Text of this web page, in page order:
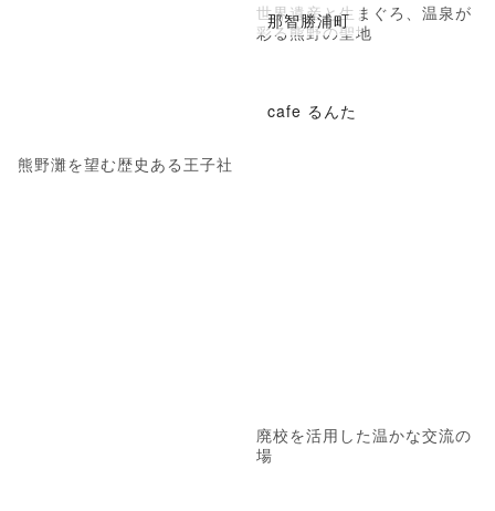
熊野灘を望む歴史ある王子社
那智勝浦町
世界遺産と生まぐろ、温泉が
彩る熊野の聖地
cafe るんた
廃校を活用した温かな交流の
場